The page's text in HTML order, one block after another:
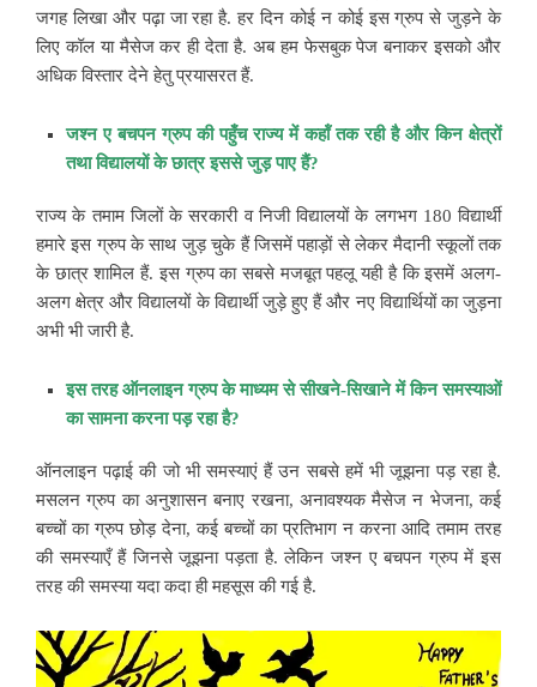
जगह लिखा और पढ़ा जा रहा है. हर दिन कोई न कोई इस ग्रुप से जुड़ने के
लिए कॉल या मैसेज कर ही देता है. अब हम फेसबुक पेज बनाकर इसको और
अधिक विस्तार देने हेतु प्रयासरत हैं.
जश्न ए बचपन ग्रुप की पहुँच राज्य में कहॉं तक रही है और किन क्षेत्रों
तथा विद्यालयों के छात्र इससे जुड़ पाए हैं?
राज्य के तमाम जिलों के सरकारी व निजी विद्यालयों के लगभग 180 विद्यार्थी
हमारे इस ग्रुप के साथ जुड़ चुके हैं जिसमें पहाड़ों से लेकर मैदानी स्कूलों तक
के छात्र शामिल हैं. इस ग्रुप का सबसे मजबूत पहलू यही है कि इसमें अलग-
अलग क्षेत्र और विद्यालयों के विद्यार्थी जुड़े हुए हैं और नए विद्यार्थियों का जुड़ना
अभी भी जारी है.
इस तरह ऑनलाइन ग्रुप के माध्यम से सीखने-सिखाने में किन समस्याओं
का सामना करना पड़ रहा है?
ऑनलाइन पढ़ाई की जो भी समस्याएं हैं उन सबसे हमें भी जूझना पड़ रहा है.
मसलन ग्रुप का अनुशासन बनाए रखना, अनावश्यक मैसेज न भेजना, कई
बच्चों का ग्रुप छोड़ देना, कई बच्चों का प्रतिभाग न करना आदि तमाम तरह
की समस्याएँ हैं जिनसे जूझना पड़ता है. लेकिन जश्न ए बचपन ग्रुप में इस
तरह की समस्या यदा कदा ही महसूस की गई है.